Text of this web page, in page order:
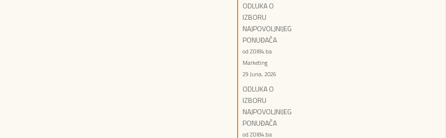
ODLUKA O
IZBORU
NAJPOVOLJNIJEG
PONUĐAČA
od ZOI84.ba
Marketing
29 Juna, 2026
ODLUKA O
IZBORU
NAJPOVOLJNIJEG
PONUĐAČA
od ZOI84.ba